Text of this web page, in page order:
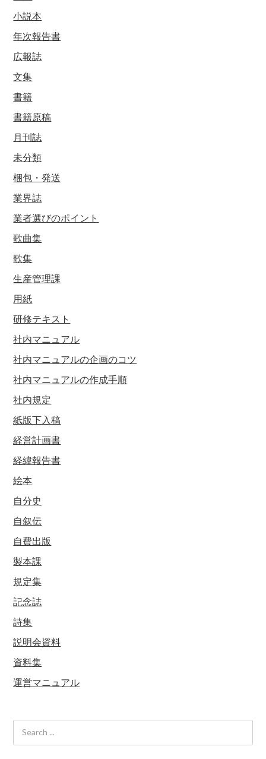
小説本
年次報告書
広報誌
文集
書籍
書籍原稿
月刊誌
未分類
梱包・発送
業界誌
業者選びのポイント
歌曲集
歌集
生産管理課
用紙
研修テキスト
社内マニュアル
社内マニュアルの企画のコツ
社内マニュアルの作成手順
社内規定
紙版下入稿
経営計画書
経緯報告書
絵本
自分史
自叙伝
自費出版
製本課
規定集
記念誌
詩集
説明会資料
資料集
運営マニュアル